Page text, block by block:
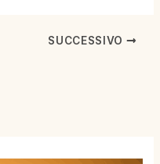
SUCCESSIVO